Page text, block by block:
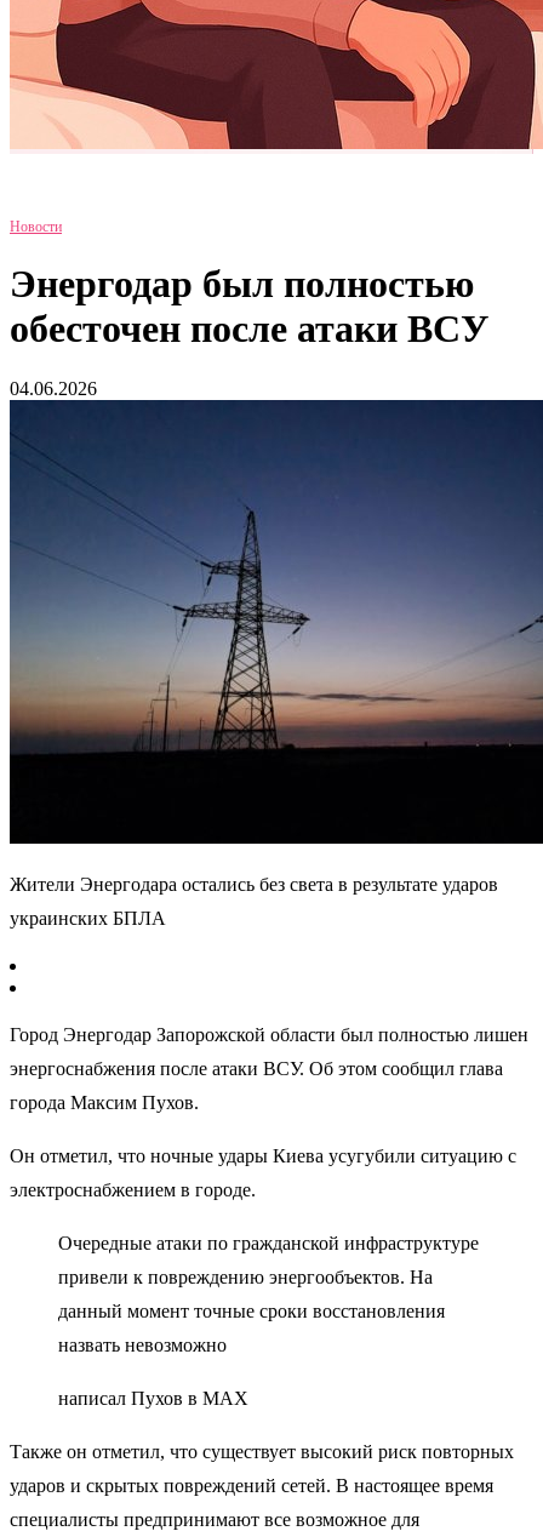
Новости
Энергодар был полностью
обесточен после атаки ВСУ
04.06.2026
Жители Энергодара остались без света в результате ударов
украинских БПЛА
Город Энергодар Запорожской области был полностью лишен
энергоснабжения после атаки ВСУ. Об этом сообщил глава
города Максим Пухов.
Он отметил, что ночные удары Киева усугубили ситуацию с
электроснабжением в городе.
Очередные атаки по гражданской инфраструктуре
привели к повреждению энергообъектов. На
данный момент точные сроки восстановления
назвать невозможно
написал Пухов в MAX
Также он отметил, что существует высокий риск повторных
ударов и скрытых повреждений сетей. В настоящее время
специалисты предпринимают все возможное для